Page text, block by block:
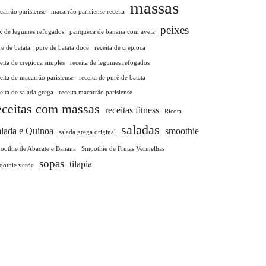
parisiense macarrão parisiense receita massas
de legumes refogados panqueca de banana com aveia peixes
de batata pure de batata doce receita de crepioca
de crepioca simples receita de legumes refogados
de macarrão parisiense receita de purê de batata
de salada grega receita macarrão parisiense
com massas receitas fitness Ricota
e Quinoa salada grega original saladas smoothie
de Abacate e Banana Smoothie de Frutas Vermelhas
verde sopas tilapia